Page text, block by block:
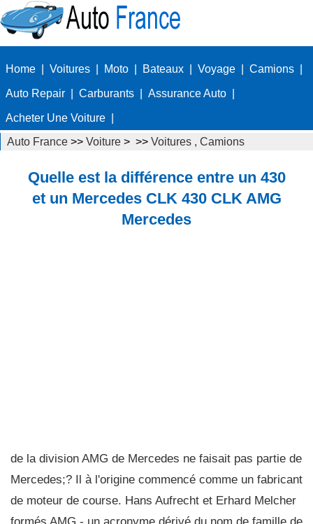
Home Voitures Moto Bateaux Voyage Camions
Auto Repair Carburants Assurance Auto
Acheter Une Voiture
Auto France >> Voiture > >> Voitures , Camions
Quelle est la différence entre un 430
et un Mercedes CLK 430 CLK AMG
Mercedes
de la division AMG de Mercedes ne faisait pas partie de
Mercedes;? Il à l'origine commencé comme un fabricant
de moteur de course. Hans Aufrecht et Erhard Melcher